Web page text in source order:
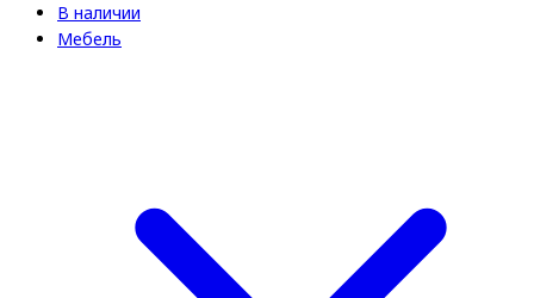
В наличии
Мебель